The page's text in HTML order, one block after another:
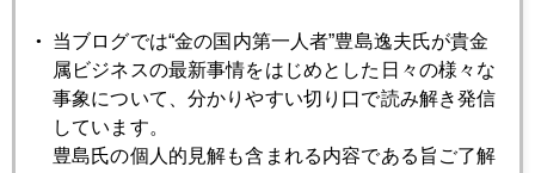
2014年05月22日
為替は当面円高基調、長期は円安に戻る
2014年05月21日
当ブログでは“金の国内第一人者”豊島逸夫氏が貴金
属ビジネスの最新事情をはじめとした日々の様々な
事象について、分かりやすい切り口で読み解き発信
しています。
豊島氏の個人的見解も含まれる内容である旨ご了解